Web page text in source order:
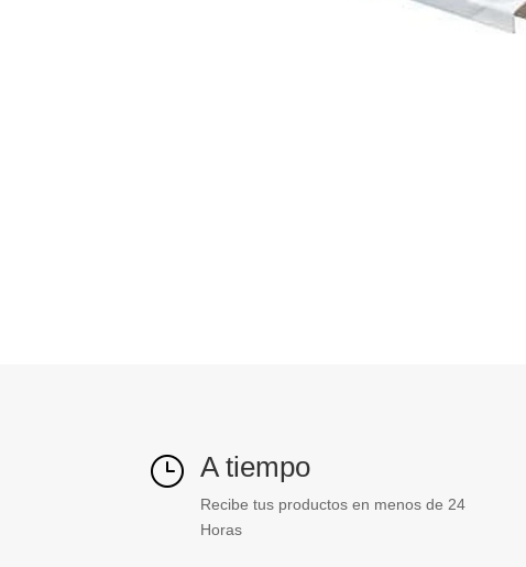
} A tiempo
Recibe tus productos en menos de 24
Horas